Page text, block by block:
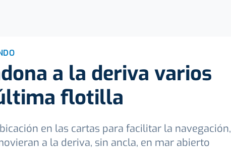
a la deriva varios
flotilla
en las cartas para facilitar la navegación,
a la deriva, sin ancla, en mar abierto